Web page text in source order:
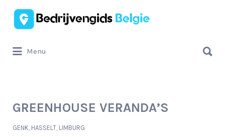
Zoek
naar:
Menu
naar:
GREENHOUSE VERANDA’S
GENK, HASSELT, LIMBURG